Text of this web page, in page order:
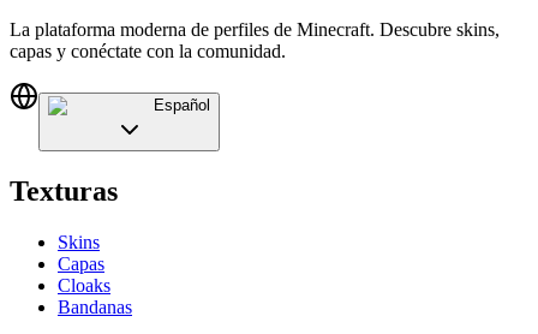
La plataforma moderna de perfiles de Minecraft. Descubre skins,
capas y conéctate con la comunidad.
Español
Texturas
Skins
Capas
Cloaks
Bandanas